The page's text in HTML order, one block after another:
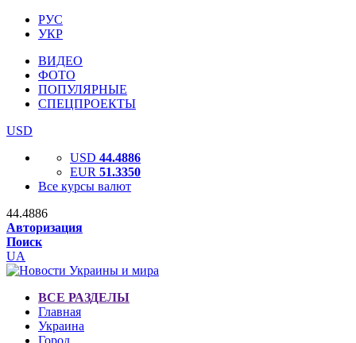
РУС
УКР
ВИДЕО
ФОТО
ПОПУЛЯРНЫЕ
СПЕЦПРОЕКТЫ
USD
USD 44.4886
EUR 51.3350
Все курсы валют
44.4886
Авторизация
Поиск
UA
ВСЕ РАЗДЕЛЫ
Главная
Украина
Город